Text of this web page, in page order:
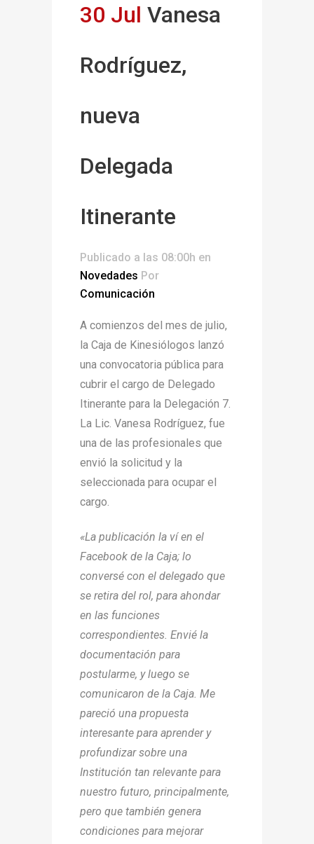
30 Jul Vanesa
Rodríguez,
nueva
Delegada
Itinerante
Publicado a las 08:00h en
Novedades Por
Comunicación
A comienzos del mes de julio,
la Caja de Kinesiólogos lanzó
una convocatoria pública para
cubrir el cargo de Delegado
Itinerante para la Delegación 7.
La Lic. Vanesa Rodríguez, fue
una de las profesionales que
envió la solicitud y la
seleccionada para ocupar el
cargo.
«La publicación la ví en el
Facebook de la Caja; lo
conversé con el delegado que
se retira del rol, para ahondar
en las funciones
correspondientes. Envié la
documentación para
postularme, y luego se
comunicaron de la Caja. Me
pareció una propuesta
interesante para aprender y
profundizar sobre una
Institución tan relevante para
nuestro futuro, principalmente,
pero que también genera
condiciones para mejorar